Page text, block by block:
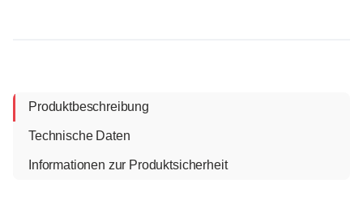
Produktbeschreibung
Technische Daten
Informationen zur Produktsicherheit